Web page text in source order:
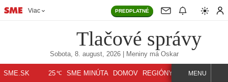
Viac PREDPLATNÉ
Tlačové správy
Sobota, 8. august, 2026| Meniny má Oskar
SME.SK 25℃ SME MINÚTA DOMOV REGIÓNY INDEX SVET
MENU